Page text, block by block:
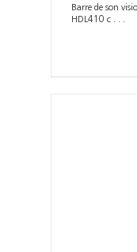
Barre de son
HDL410 c . . .